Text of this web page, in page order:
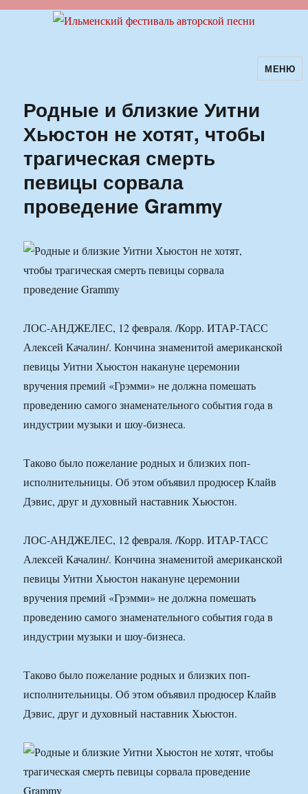
Ильменский фестиваль авторскойМЕНЮ
Родные и близкие Уитни
Хьюстон не хотят, чтобы
трагическая смерть
певицы сорвала
проведение Grammy
ЛОС-АНДЖЕЛЕС, 12 февраля. /Корр. ИТАР-ТАСС
Алексей Качалин/. Кончина знаменитой американской
певицы Уитни Хьюстон накануне церемонии
вручения премий «Грэмми» не должна помешать
проведению самого знаменательного события года в
индустрии музыки и шоу-бизнеса.
Таково было пожелание родных и близких поп-
исполнительницы. Об этом объявил продюсер Клайв
Дэвис, друг и духовный наставник Хьюстон.
ЛОС-АНДЖЕЛЕС, 12 февраля. /Корр. ИТАР-ТАСС
Алексей Качалин/. Кончина знаменитой американской
певицы Уитни Хьюстон накануне церемонии
вручения премий «Грэмми» не должна помешать
проведению самого знаменательного события года в
индустрии музыки и шоу-бизнеса.
Таково было пожелание родных и близких поп-
исполнительницы. Об этом объявил продюсер Клайв
Дэвис, друг и духовный наставник Хьюстон.